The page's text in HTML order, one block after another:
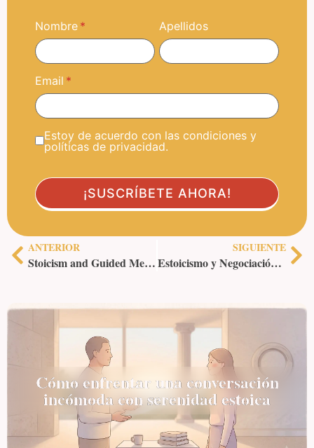
Nombre Apellidos
Email
Estoy de acuerdo con las condiciones y
políticas de privacidad.
ANTERIOR
Stoicism and Guided Meditation: A Path to Inner Peace
SIGUIENTE
Estoicismo y Negociación: mantener siempre la calma
Cómo enfrentar una conversación
incómoda con serenidad estoica